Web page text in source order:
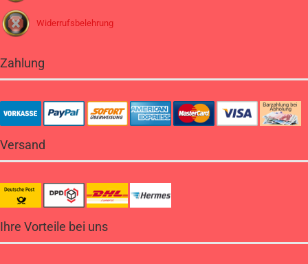
Widerrufsbelehrung
Zahlung
Versand
Ihre Vorteile bei uns